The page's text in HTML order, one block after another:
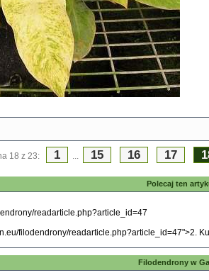
18 z 23: 1 ... 15 16 17
Polecaj ten
Filodendrony w